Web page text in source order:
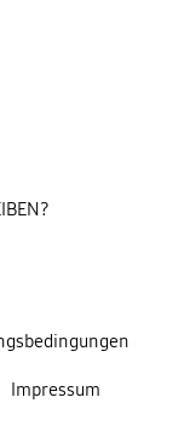
Impressum